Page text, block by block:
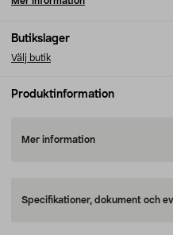
Butikslager
Välj butik
Produktinformation
Mer information
Specifikationer, dokument och